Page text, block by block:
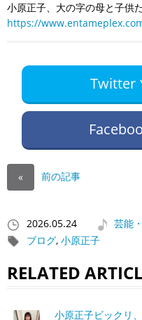
小原正子、大の字の母と子供
https://
Twitter
« 前の記事
2026.05.24
芸能
ブログ, 小原正子
RELATED
小原正子ビックリ